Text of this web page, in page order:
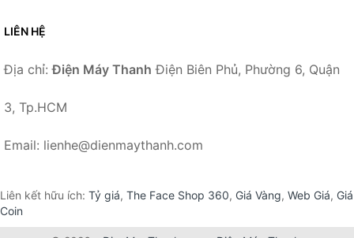
LIÊN HỆ
Địa chỉ:Điện Máy Thanh Điện Biên Phủ, Phường 6, Quận
3, Tp.HCM
Email: lienhe@dienmaythanh.com
Liên kết hữu ích: Tỷ giá, The Face Shop 360, Giá Vàng, Web Giá, Giá
Coin